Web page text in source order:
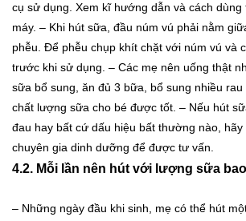
cụ sử dụng. Xem kĩ hướng dẫn và cách
máy. – Khi hút sữa, đầu núm vú phải nằm
phễu. Để phễu chụp khít chặt với núm vú và
trước khi sử dụng. – Các mẹ nên uống thật
sữa bổ sung, ăn đủ 3 bữa, bổ sung nhiều
chất lượng sữa cho bé được tốt. – Nếu hút
đau hay bất cứ dấu hiệu bất thường nào,
chuyên gia dinh dưỡng để được tư vấn.
4.2. Mỗi lần nên hút với lượng sữa
– Những ngày đầu khi sinh, mẹ có thể hút